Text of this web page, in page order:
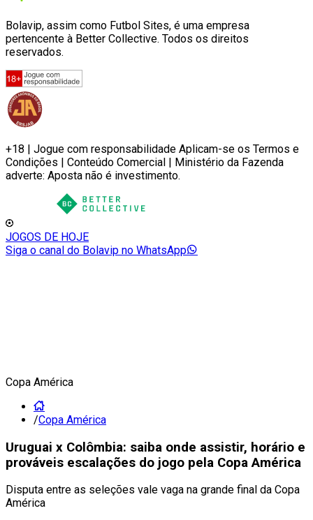
Bolavip, assim como Futbol Sites, é uma empresa
pertencente à Better Collective. Todos os direitos
reservados.
+18 | Jogue com responsabilidade Aplicam-se os Termos e
Condições | Conteúdo Comercial | Ministério da Fazenda
adverte: Aposta não é investimento.
JOGOS DE HOJE
Siga o canal do Bolavip no WhatsApp
Copa América
/Copa América
Uruguai x Colômbia: saiba onde assistir, horário e
prováveis escalações do jogo pela Copa América
Disputa entre as seleções vale vaga na grande final da Copa
América